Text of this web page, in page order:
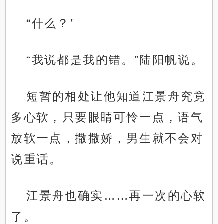
“什么？”
“我说都是我的错。”陆阳帆说。
短暂的相处让他知道江景舟究竟
多心软，只要眼睛可怜一点，语气
放软一点，撒撒娇，男生就不会对
说重话。
江景舟也确实……再一次的心软
了。